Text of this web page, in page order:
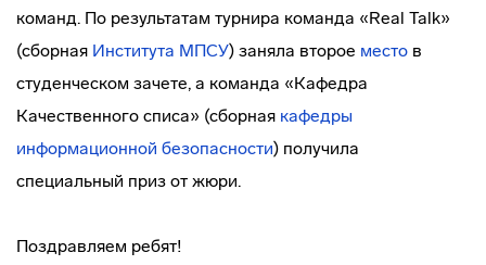
команд. По результатам турнира команда «Real Talk»
(сборная Института МПСУ) заняла второе место в
студенческом зачете, а команда «Кафедра
Качественного списа» (сборная кафедры
информационной безопасности) получила
специальный приз от жюри.
Поздравляем ребят!